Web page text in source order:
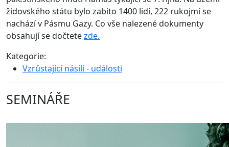
židovského státu bylo zabito 1400 lidí, 222 rukojmí se
nachází v Pásmu Gazy. Co vše nalezené dokumenty
obsahují se dočtetezde.
Kategorie:
Vzrůstající násilí - události
SEMINÁŘE